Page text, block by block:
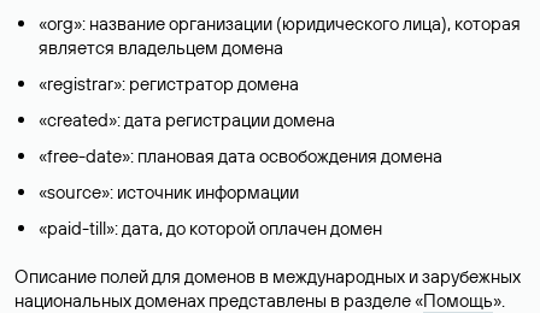
«org»: название организации (юридического лица), которая
является владельцем домена
«registrar»: регистратор домена
«created»: дата регистрации домена
«free-date»: плановая дата освобождения домена
«source»: источник информации
«paid-till»: дата, до которой оплачен домен
Описание полей для доменов в международных и зарубежных
национальных доменах представлены в разделе «Помощь».